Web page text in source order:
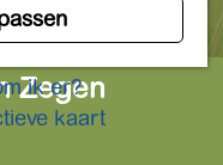
ik er?
kaart
Zegen